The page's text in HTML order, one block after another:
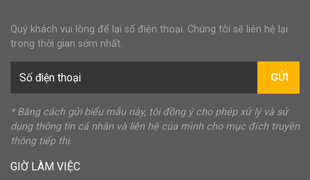
Quý khách vui lòng để lại số điện thoại. Chúng tôi sẽ liên hệ lại
trong thời gian sớm nhất.
GỬI
* Bằng cách gửi biểu mẫu này, tôi đồng ý cho phép xử lý và sử
dụng thông tin cá nhân và liên hệ của mình cho mục đích truyền
thông tiếp thị.
GIỜ LÀM VIỆC